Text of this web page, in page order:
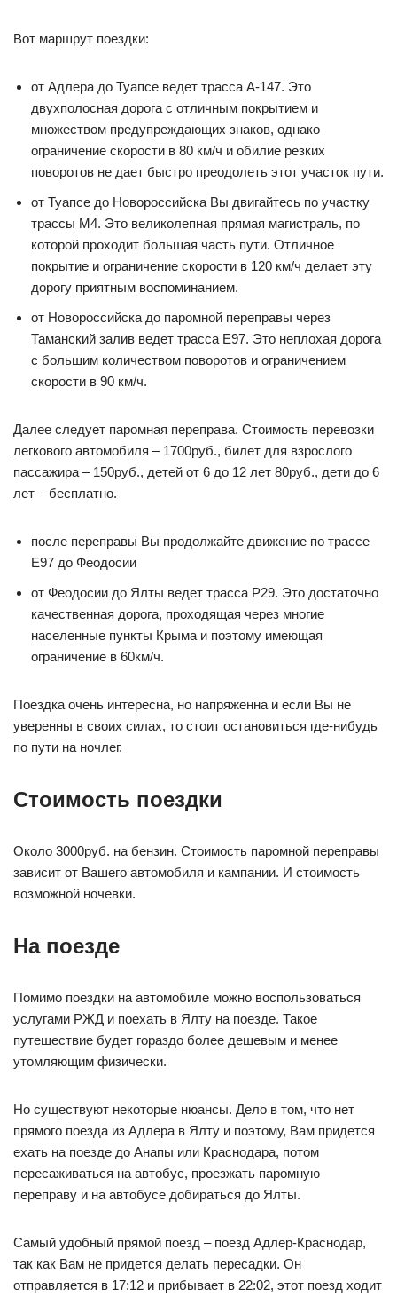
Вот маршрут поездки:
от Адлера до Туапсе ведет трасса А-147. Это
двухполосная дорога с отличным покрытием и
множеством предупреждающих знаков, однако
ограничение скорости в 80 км/ч и обилие резких
поворотов не дает быстро преодолеть этот участок пути.
от Туапсе до Новороссийска Вы двигайтесь по участку
трассы М4. Это великолепная прямая магистраль, по
которой проходит большая часть пути. Отличное
покрытие и ограничение скорости в 120 км/ч делает эту
дорогу приятным воспоминанием.
от Новороссийска до паромной переправы через
Таманский залив ведет трасса Е97. Это неплохая дорога
с большим количеством поворотов и ограничением
скорости в 90 км/ч.
Далее следует паромная переправа. Стоимость перевозки
легкового автомобиля – 1700руб., билет для взрослого
пассажира – 150руб., детей от 6 до 12 лет 80руб., дети до 6
лет – бесплатно.
после переправы Вы продолжайте движение по трассе
Е97 до Феодосии
от Феодосии до Ялты ведет трасса Р29. Это достаточно
качественная дорога, проходящая через многие
населенные пункты Крыма и поэтому имеющая
ограничение в 60км/ч.
Поездка очень интересна, но напряженна и если Вы не
уверенны в своих силах, то стоит остановиться где-нибудь
по пути на ночлег.
Стоимость поездки
Около 3000руб. на бензин. Стоимость паромной переправы
зависит от Вашего автомобиля и кампании. И стоимость
возможной ночевки.
На поезде
Помимо поездки на автомобиле можно воспользоваться
услугами РЖД и поехать в Ялту на поезде. Такое
путешествие будет гораздо более дешевым и менее
утомляющим физически.
Но существуют некоторые нюансы. Дело в том, что нет
прямого поезда из Адлера в Ялту и поэтому, Вам придется
ехать на поезде до Анапы или Краснодара, потом
пересаживаться на автобус, проезжать паромную
переправу и на автобусе добираться до Ялты.
Самый удобный прямой поезд – поезд Адлер-Краснодар,
так как Вам не придется делать пересадки. Он
отправляется в 17:12 и прибывает в 22:02, этот поезд ходит